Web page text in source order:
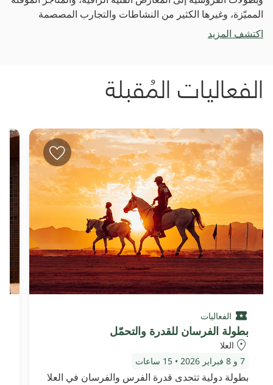
المميّزة، وغيرها الكثير من النشاطات والتجارب المصصمة
خصيصاً لتلبية جميع الأذواق واالاهتمامات.
اكتشف المزيد
الفعاليات المُقبلة
الفعاليات
بطولة الفرسان للقدرة والتحمّل
العلا
7 و 8 فبراير 2026
• 15 ساعات
بطولة دولية تتحدى قدرة الفرس والفرسان في العلا